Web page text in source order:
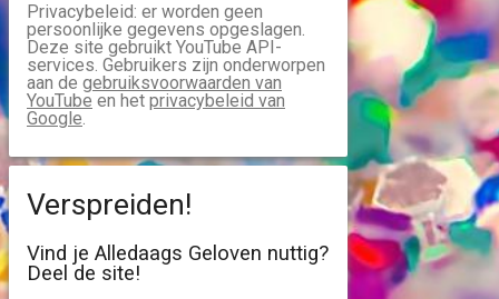
Privacybeleid: er worden geen
persoonlijke gegevens opgeslagen.
Deze site gebruikt YouTube API-
services. Gebruikers zijn onderworpen
aan de gebruiksvoorwaarden van
YouTube en het privacybeleid van
Google.
Verspreiden!
Vind je Alledaags Geloven nuttig?
Deel de site!